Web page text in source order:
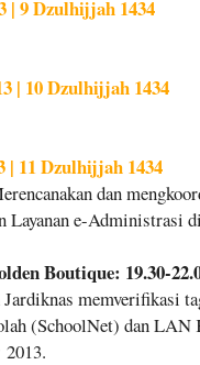
| 9 Dzulhijjah 1434
| 10 Dzulhijjah 1434
| 11 Dzulhijjah 1434
dan
Layanan e-Administrasi
Boutique: 19.30-
memverifikasi
(SchoolNet) dan
2013.